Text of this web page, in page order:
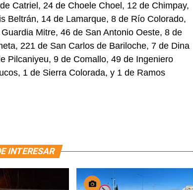
Catriel, 24 de Choele Choel, 12 de Chimpay,
Beltrán, 14 de Lamarque, 8 de Río Colorado,
Mitre, 46 de San Antonio Oeste, 8 de
221 de San Carlos de Bariloche, 7 de Dina
Pilcaniyeu, 9 de Comallo, 49 de Ingeniero
1 de Sierra Colorada, y 1 de Ramos
INTERESAR